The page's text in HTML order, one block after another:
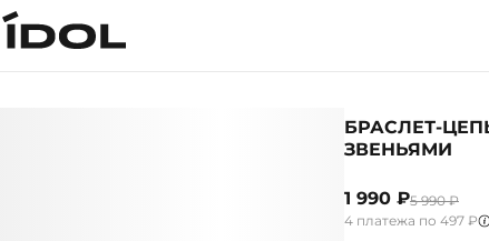
БРАСЛЕТ-
ЗВЕНЬЯМИ
1 990 ₽5 990 ₽
4 платежа по 497 ₽